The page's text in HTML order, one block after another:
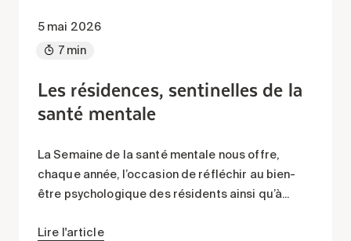
5 mai 2026
7 min
Les résidences, sentinelles de la
santé mentale
La Semaine de la santé mentale nous offre,
chaque année, l’occasion de réfléchir au bien-
être psychologique des résidents ainsi qu’à...
Lire l'article